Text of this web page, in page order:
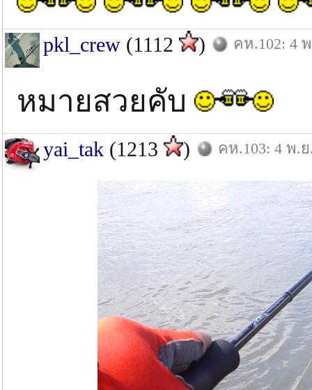
pkl_crew (1112 ) คห.102: 4
หมายสวยคับ
yai_tak (1213 ) คห.103: 4 พ.ย